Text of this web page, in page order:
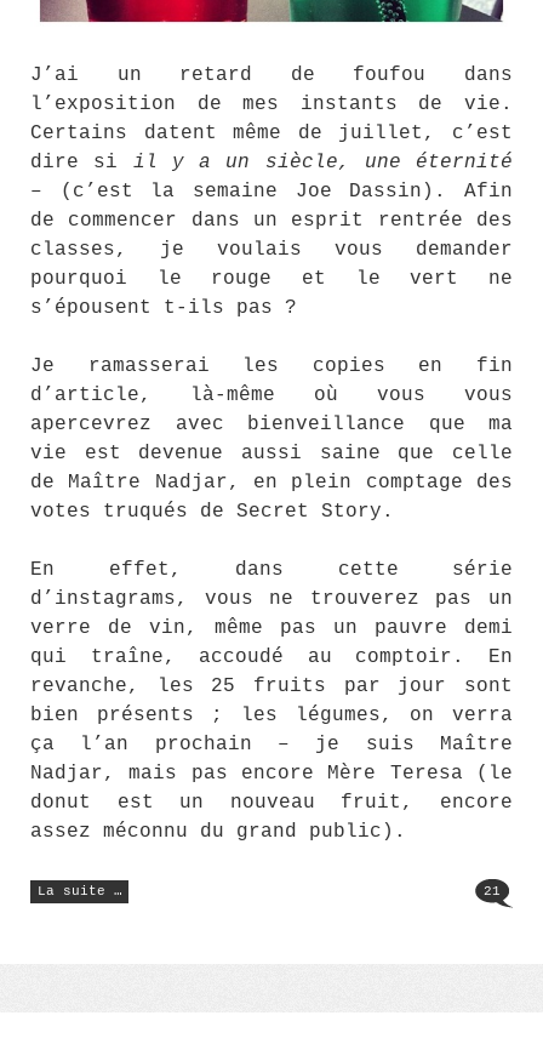
J’ai un retard de foufou dans
l’exposition de mes instants de vie.
Certains datent même de juillet, c’est
dire si il y a un siècle, une éternité
– (c’est la semaine Joe Dassin). Afin
de commencer dans un esprit rentrée des
classes, je voulais vous demander
pourquoi le rouge et le vert ne
s’épousent t-ils pas ?
Je ramasserai les copies en fin
d’article, là-même où vous vous
apercevrez avec bienveillance que ma
vie est devenue aussi saine que celle
de Maître Nadjar, en plein comptage des
votes truqués de Secret Story.
En effet, dans cette série
d’instagrams, vous ne trouverez pas un
verre de vin, même pas un pauvre demi
qui traîne, accoudé au comptoir. En
revanche, les 25 fruits par jour sont
bien présents ; les légumes, on verra
ça l’an prochain – je suis Maître
Nadjar, mais pas encore Mère Teresa (le
donut est un nouveau fruit, encore
assez méconnu du grand public).
La suite …
« Instagram
#15 »
21